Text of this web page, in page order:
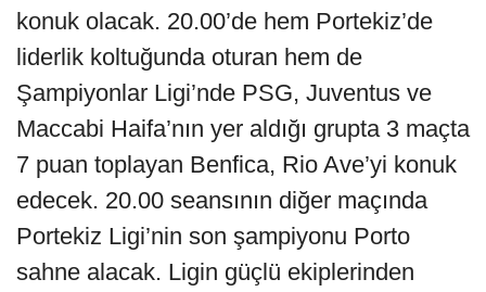
konuk olacak. 20.00’de hem Portekiz’de
liderlik koltuğunda oturan hem de
Şampiyonlar Ligi’nde PSG, Juventus ve
Maccabi Haifa’nın yer aldığı grupta 3 maçta
7 puan toplayan Benfica, Rio Ave’yi konuk
edecek. 20.00 seansının diğer maçında
Portekiz Ligi’nin son şampiyonu Porto
sahne alacak. Ligin güçlü ekiplerinden